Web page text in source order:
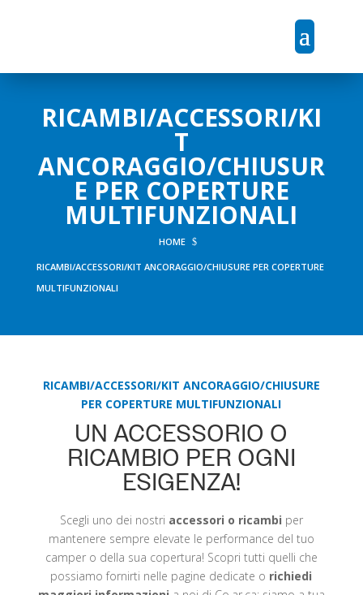
RICAMBI/ACCESSORI/KI
T
ANCORAGGIO/CHIUSUR
E PER COPERTURE
MULTIFUNZIONALI
HOME $
RICAMBI/ACCESSORI/KIT ANCORAGGIO/CHIUSURE PER COPERTURE
MULTIFUNZIONALI
RICAMBI/ACCESSORI/KIT ANCORAGGIO/CHIUSURE
PER COPERTURE MULTIFUNZIONALI
UN ACCESSORIO O
RICAMBIO PER OGNI
ESIGENZA!
Scegli uno dei nostri accessori o ricambi per
mantenere sempre elevate le performance del tuo
camper o della sua copertura! Scopri tutti quelli che
possiamo fornirti nelle pagine dedicate o richiedi